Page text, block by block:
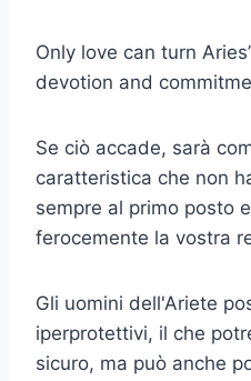
Only love can turn
devotion and
Se ciò accade, sarà
caratteristica che non
sempre al primo posto
ferocemente la vostra
Gli uomini dell'Ariete
iperprotettivi, il che
sicuro, ma può anche